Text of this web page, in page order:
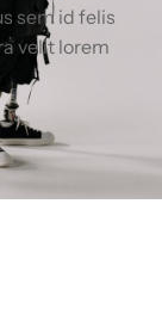
sem id felis
velit lorem